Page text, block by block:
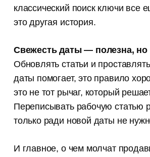
классический поиск ключи все
это другая история.
Свежесть даты — полезна, но
Обновлять статьи и
даты помогает, это правило
это не тот рычаг, который
Переписывать рабочую статью
только ради новой даты не
И главное, о чем молчат